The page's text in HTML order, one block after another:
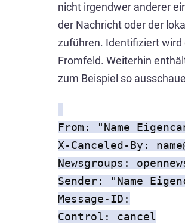
nicht irgendwer anderer
der Nachricht oder der
zuführen. Identifiziert wird
Fromfeld. Weiterhin
zum Beispiel so
From: "Name
X-Canceled-By:
Newsgroups:
Sender: "Name
Message-ID:
Control: cancel